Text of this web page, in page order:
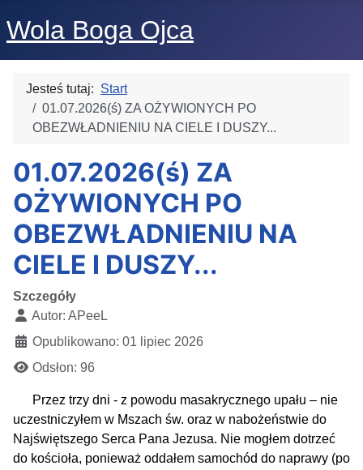
Wola Boga Ojca
Jesteś tutaj: Start
01.07.2026(ś) ZA OŻYWIONYCH PO
OBEZWŁADNIENIU NA CIELE I DUSZY...
01.07.2026(ś) ZA
OŻYWIONYCH PO
OBEZWŁADNIENIU NA
CIELE I DUSZY...
Szczegóły
Autor: APeeL
Opublikowano: 01 lipiec 2026
Odsłon: 96
Przez trzy dni - z powodu masakrycznego upału – nie
uczestniczyłem w Mszach św. oraz w nabożeństwie do
Najświętszego Serca Pana Jezusa. Nie mogłem dotrzeć
do kościoła, ponieważ oddałem samochód do naprawy (po